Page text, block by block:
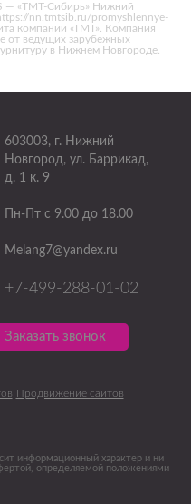
— «ТМТ-Сибирь» Нижний
nn.tmtsib.ru/promyshlennye-
компании «ТМТ». Компания
от ведущих зарубежных
в Нижнем Новгороде.
603003, г. Нижний
Новгород, ул. Баррикад,
д. 1 к. 9
Пн-Пт с 9.00 до 18.00
Melang7@yandex.ru
+7-499-288-01-02
Заказать звонок
Продвижение сайтов
информационный характер и ни
определяемой положениями